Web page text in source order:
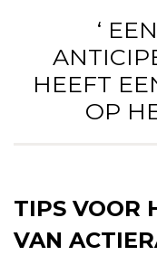
‘
HEEFT
OP
TIPS VOOR
VAN